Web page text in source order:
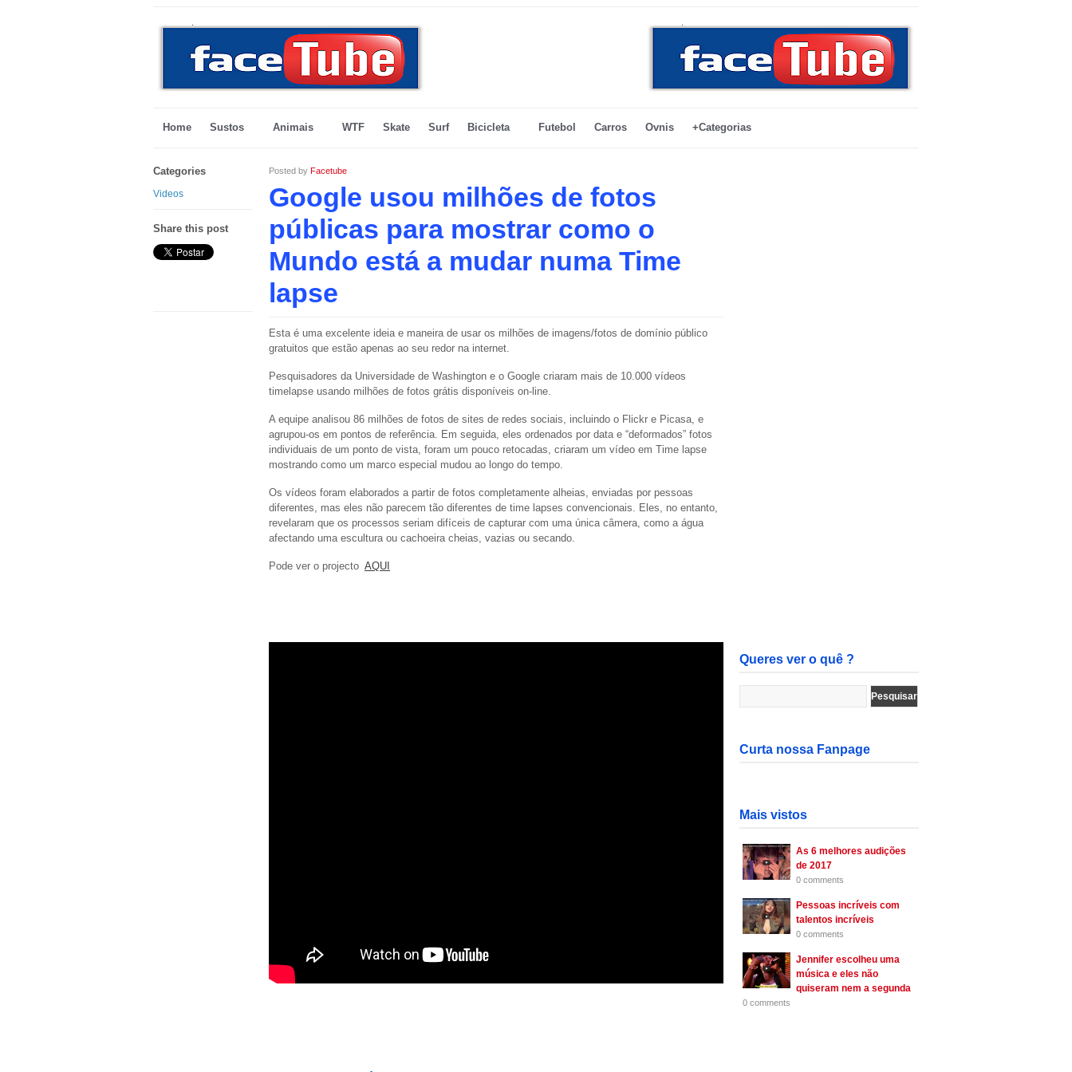
Home Sustos Animais WTF Skate Surf Bicicleta Futebol Carros Ovnis +Categorias
Categories
Videos
Share this post
Posted by Facetube
Google usou milhões de fotos
públicas para mostrar como o
Mundo está a mudar numa Time
lapse
Esta é uma excelente ideia e maneira de usar os milhões de imagens/fotos de domínio público
gratuitos que estão apenas ao seu redor na internet.
Pesquisadores da Universidade de Washington e o Google criaram mais de 10.000 vídeos
timelapse usando milhões de fotos grátis disponíveis on-line.
A equipe analisou 86 milhões de fotos de sites de redes sociais, incluindo o Flickr e Picasa, e
agrupou-os em pontos de referência. Em seguida, eles ordenados por data e “deformados” fotos
individuais de um ponto de vista, foram um pouco retocadas, criaram um vídeo em Time lapse
mostrando como um marco especial mudou ao longo do tempo.
Os vídeos foram elaborados a partir de fotos completamente alheias, enviadas por pessoas
diferentes, mas eles não parecem tão diferentes de time lapses convencionais. Eles, no entanto,
revelaram que os processos seriam difíceis de capturar com uma única câmera, como a água
afectando uma escultura ou cachoeira cheias, vazias ou secando.
Pode ver o projecto AQUI
Queres ver o quê ?
Curta nossa Fanpage
Mais vistos
As 6 melhores audições
de 2017
0 comments
Pessoas incríveis com
talentos incríveis
0 comments
Jennifer escolheu uma
música e eles não
quiseram nem a segunda
0 comments